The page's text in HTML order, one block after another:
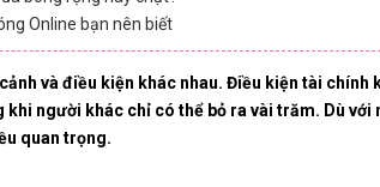
Online bạn nên biết
và điều kiện khác nhau. Điều kiện tài
người khác chỉ có thể bỏ ra vài trăm. Dù với
quan trọng.